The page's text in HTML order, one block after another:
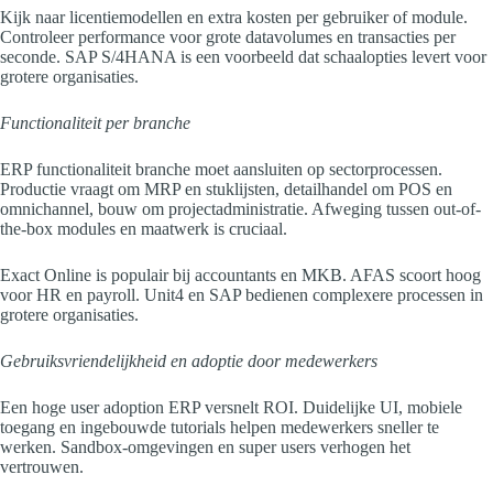
Kijk naar licentiemodellen en extra kosten per gebruiker of module.
Controleer performance voor grote datavolumes en transacties per
seconde. SAP S/4HANA is een voorbeeld dat schaalopties levert voor
grotere organisaties.
Functionaliteit per branche
ERP functionaliteit branche moet aansluiten op sectorprocessen.
Productie vraagt om MRP en stuklijsten, detailhandel om POS en
omnichannel, bouw om projectadministratie. Afweging tussen out-of-
the-box modules en maatwerk is cruciaal.
Exact Online is populair bij accountants en MKB. AFAS scoort hoog
voor HR en payroll. Unit4 en SAP bedienen complexere processen in
grotere organisaties.
Gebruiksvriendelijkheid en adoptie door medewerkers
Een hoge user adoption ERP versnelt ROI. Duidelijke UI, mobiele
toegang en ingebouwde tutorials helpen medewerkers sneller te
werken. Sandbox-omgevingen en super users verhogen het
vertrouwen.